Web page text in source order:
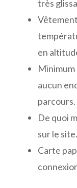
très
en
Minimum
aucun
parcours.
De quoi
sur le site.
Carte